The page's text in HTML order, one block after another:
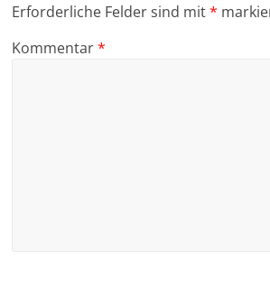
Erforderliche Felder sind mit*
Kommentar*